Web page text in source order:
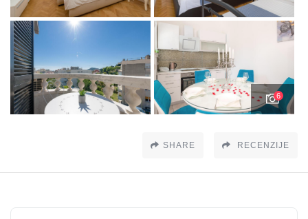
6
SHARE RECENZIJE